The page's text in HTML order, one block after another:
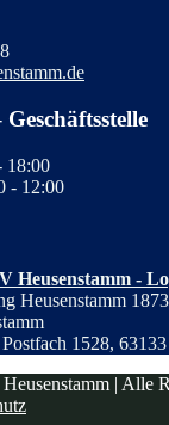
18:00
- 12:00
Heusenstamm
Postfach 1528,
| Alle